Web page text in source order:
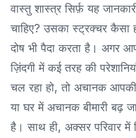
वास्तु शास्त्र सिर्फ़ यह
चाहिए? उसका स्ट्रक्चर कैसा
दोष भी पैदा करता है। अगर
ज़िंदगी में कई तरह की
चल रहा हो, तो अचानक
या घर में अचानक बीमारी बढ़
है। साथ ही, अक्सर परिवार में